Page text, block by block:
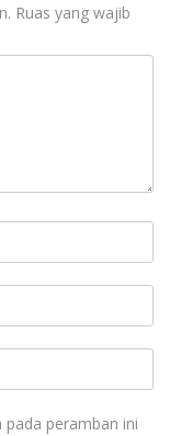
Ruas yang wajib
peramban ini